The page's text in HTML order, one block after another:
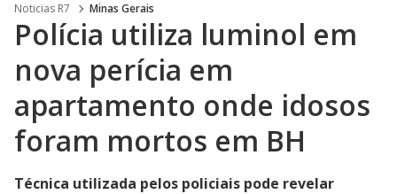
Noticias R7 Minas Gerais
Polícia utiliza luminol em
nova perícia em
apartamento onde idosos
foram mortos em BH
Técnica utilizada pelos policiais pode revelar